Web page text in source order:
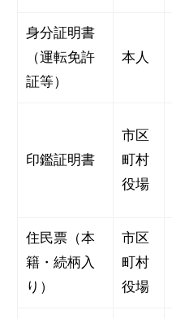
身分証明書
（運転免許
証等）
本人
印鑑証明書
市区
町村
役場
住民票（本
籍・続柄入
り）
市区
町村
役場